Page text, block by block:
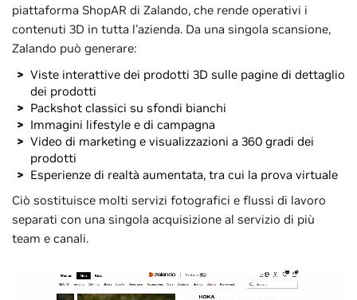
piattaforma ShopAR di Zalando, che rende operativi i
contenuti 3D in tutta l'azienda. Da una singola scansione,
Zalando può generare:
Viste interattive dei prodotti 3D sulle pagine di dettaglio
dei prodotti
Packshot classici su sfondi bianchi
Immagini lifestyle e di campagna
Video di marketing e visualizzazioni a 360 gradi dei
prodotti
Esperienze di realtà aumentata, tra cui la prova virtuale
Ciò sostituisce molti servizi fotografici e flussi di lavoro
separati con una singola acquisizione al servizio di più
team e canali.